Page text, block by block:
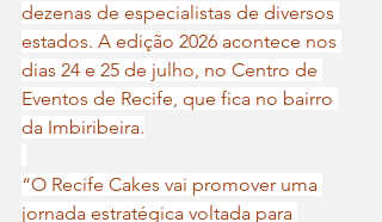
dezenas de especialistas de diversos
estados. A edição 2026 acontece nos
dias 24 e 25 de julho, no Centro de
Eventos de Recife, que fica no bairro
da Imbiribeira.
“O Recife Cakes vai promover uma
jornada estratégica voltada para